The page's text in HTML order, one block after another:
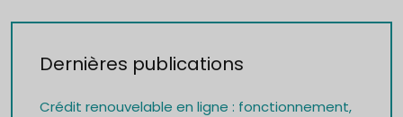
Dernières publications
Crédit renouvelable en ligne : fonctionnement,